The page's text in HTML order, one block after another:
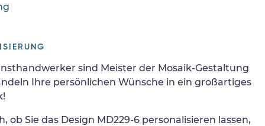
sind Meister der Mosaik-Gestaltung
Ihre persönlichen Wünsche in ein großartiges
ob Sie das Design MD229-6 personalisieren lassen,